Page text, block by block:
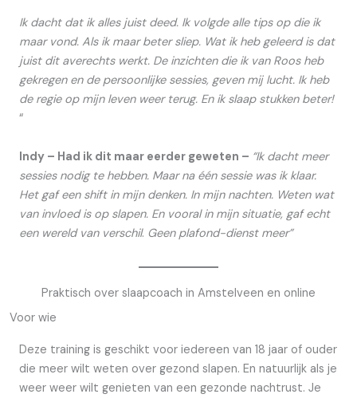
Ik dacht dat ik alles juist deed. Ik volgde alle tips op die ik
maar vond. Als ik maar beter sliep. Wat ik heb geleerd is dat
juist dit averechts werkt. De inzichten die ik van Roos heb
gekregen en de persoonlijke sessies, geven mij lucht. Ik heb
de regie op mijn leven weer terug. En ik slaap stukken beter!
“
Indy – Had ik dit maar eerder geweten – “Ik dacht meer
sessies nodig te hebben. Maar na één sessie was ik klaar.
Het gaf een shift in mijn denken. In mijn nachten. Weten wat
van invloed is op slapen. En vooral in mijn situatie, gaf echt
een wereld van verschil. Geen plafond-dienst meer”
Praktisch over slaapcoach in Amstelveen en online
Voor wie
Deze training is geschikt voor iedereen van 18 jaar of ouder
die meer wilt weten over gezond slapen. En natuurlijk als je
weer weer wilt genieten van een gezonde nachtrust. Je